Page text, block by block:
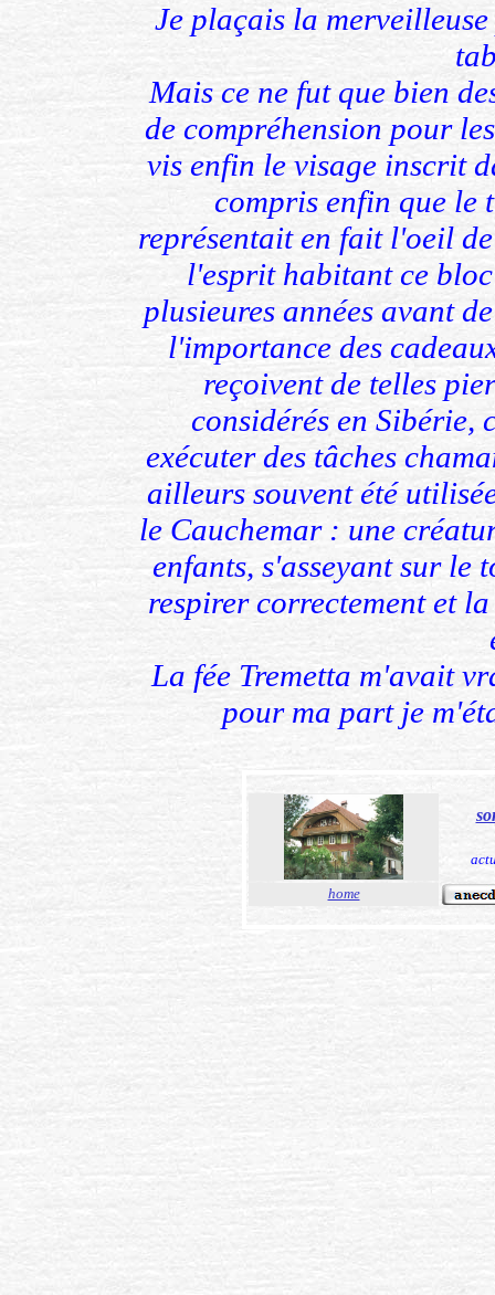
Je plaçais la
Mais ce ne fut que bien
de compréhension pour
vis enfin le visage inscrit
compris enfin que le
représentait en fait l'oeil
l'esprit habitant ce
plusieures années avant
l'importance des
reçoivent de telles
considérés en Sibérie,
exécuter des tâches
ailleurs souvent été
le Cauchemar : une
enfants, s'asseyant sur le
respirer correctement et
La fée Tremetta m'avait
pour ma part je
home